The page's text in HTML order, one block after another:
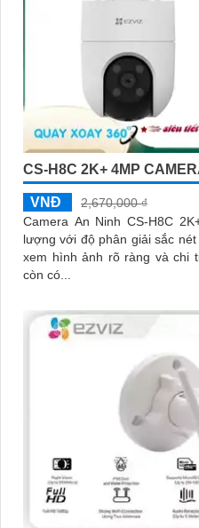
CS-H8C 2K+ 4MP
VNĐ
2,670,000 ₫
Camera An Ninh CS-H8C
lượng với độ phân giải sắc
xem hình ảnh rõ ràng và chi tiết. Bên cạnh đó,
còn có...